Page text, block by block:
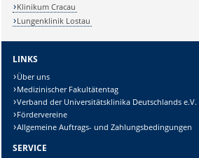
Klinikum Cracau
Lungenklinik Lostau
LINKS
Über uns
Medizinischer Fakultätentag
Verband der Universitätsklinika Deutschlands e.V.
Fördervereine
Allgemeine Auftrags- und Zahlungsbedingungen
SERVICE